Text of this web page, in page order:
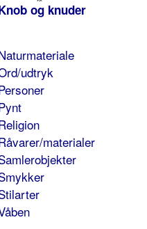
og knuder
udtryk
materialer